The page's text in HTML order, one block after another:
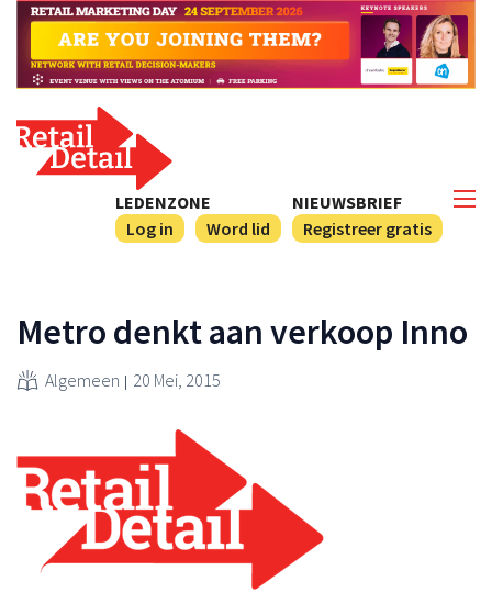
NIEUWSBRIEF
Registreer gratis
LEDENZONE
Log in
Word lid
Metro denkt aan verkoop Inno
Algemeen 20 Mei, 2015